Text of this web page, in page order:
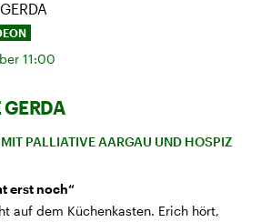
geschlossen
geschlossen
geschlossen
Sommerpause, ab dem 10.8. sind
und freuen uns auf euch <3
11:00
PALLIATIVE AARGAU UND HOSPIZ
erst noch“
auf dem Küchenkasten. Erich hört,